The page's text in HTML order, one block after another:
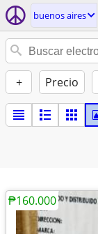
buenos aires
+ Precio
₱160.000